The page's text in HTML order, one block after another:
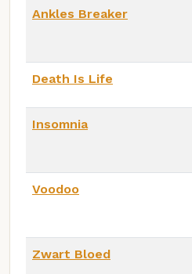
Ankles Breaker
Death Is Life
Insomnia
Voodoo
Zwart Bloed